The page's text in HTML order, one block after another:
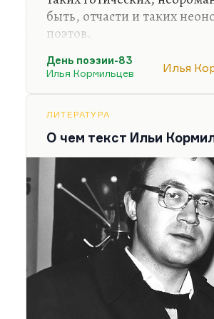
быть, отчасти и таких
поэтов.
Там, например, был
Артемов, которого я
«Ночные птицы». Я к
уважением, несмотря на
День поэзии-83
Илья Кормильцев
Илья
ЛИТЕРАТУРА
О чем текст Ильи